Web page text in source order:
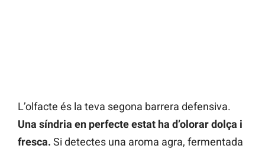
L’olfacte és la teva segona barrera defensiva.
Una síndria en perfecte estat ha d’olorar dolça i
fresca. Si detectes una aroma agra, fermentada